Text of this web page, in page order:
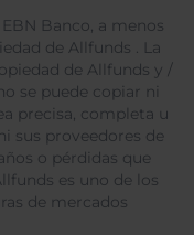
Banco, a menos
de Allfunds . La
de Allfunds y /
se puede copiar ni
precisa, completa u
sus proveedores de
o pérdidas que
es uno de los
de mercados